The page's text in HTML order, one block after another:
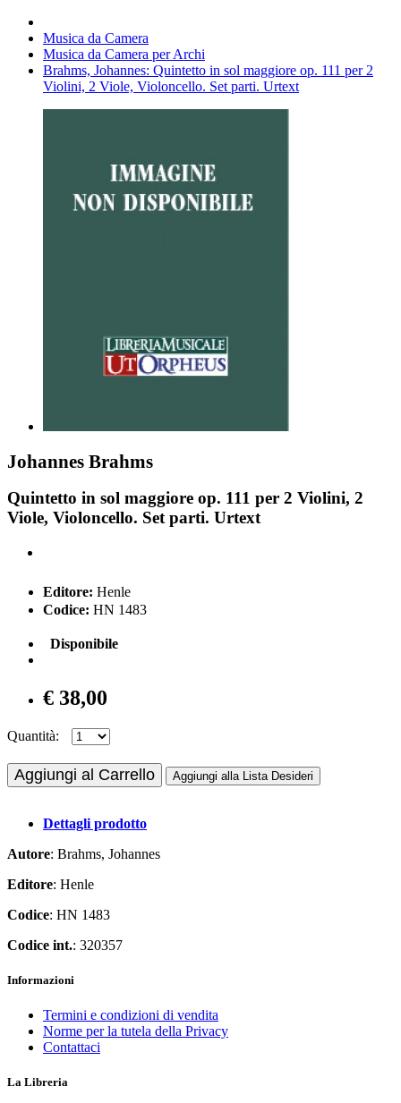
Musica da Camera
Musica da Camera per Archi
Brahms, Johannes: Quintetto in sol maggiore op. 111 per 2
Violini, 2 Viole, Violoncello. Set parti. Urtext
Johannes Brahms
Quintetto in sol maggiore op. 111 per 2 Violini, 2
Viole, Violoncello. Set parti. Urtext
Editore: Henle
Codice: HN 1483
Disponibile
€ 38,00
Quantità:
Aggiungi al Carrello Aggiungi alla Lista Desideri
Dettagli prodotto
Autore: Brahms, Johannes
Editore: Henle
Codice: HN 1483
Codice int.: 320357
Informazioni
Termini e condizioni di vendita
Norme per la tutela della Privacy
Contattaci
La Libreria